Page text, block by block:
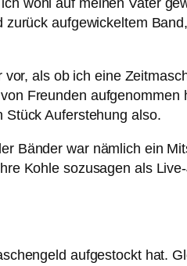
wohl auf meinen Vater
aufgewickeltem
als ob ich eine
Freunden aufgenommen
Stück Auferstehung also.
Bänder war nämlich ein
Kohle sozusagen als
aufgestockt hat.